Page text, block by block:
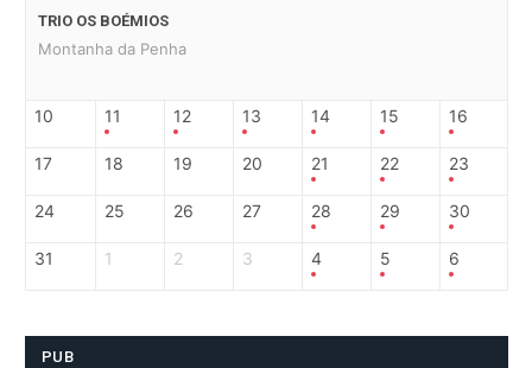
TRIO OS BOÉMIOS
Montanha da Penha
10 11 12 13 14 15 16
17 18 19 20 21 22 23
24 25 26 27 28 29 30
31 1 2 3 4 5 6
PUB